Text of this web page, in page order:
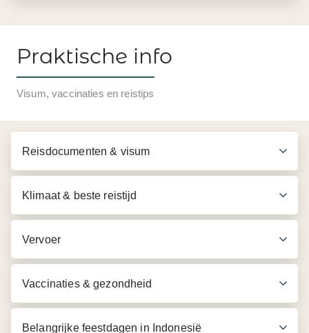
Praktische info
Visum, vaccinaties en reistips
Reisdocumenten & visum
Klimaat & beste reistijd
Vervoer
Vaccinaties & gezondheid
Belangrijke feestdagen in Indonesië